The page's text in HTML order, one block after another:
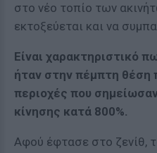
στο νέο τοπίο των
εκτοξεύεται και να
Είναι χαρακτηριστικό
ήταν στην πέμπτη θέση
περιοχές που
κίνησης κατά 800%.
Αφού έφτασε στο ζενίθ,